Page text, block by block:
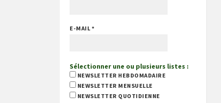
E-MAIL *
Sélectionner une ou plusieurs listes :
NEWSLETTER HEBDOMADAIRE
NEWSLETTER MENSUELLE
NEWSLETTER QUOTIDIENNE